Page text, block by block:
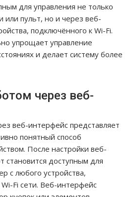
для управления не только
или пульт, но и через веб-
подключённого к Wi-Fi.
упрощает управление
и делает систему более
через веб-
веб-интерфейс представляет
понятный способ
После настройки веб-
становится доступным для
с любого устройства,
Fi сети. Веб-интерфейс